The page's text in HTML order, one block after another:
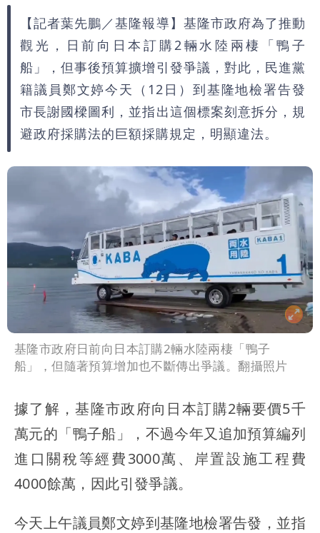
【記者葉先鵬／基隆報導】基隆市政府為了推動
觀光，日前向日本訂購2輛水陸兩棲「鴨子
船」，但事後預算擴增引發爭議，對此，民進黨
籍議員鄭文婷今天（12日）到基隆地檢署告發
市長謝國樑圖利，並指出這個標案刻意拆分，規
避政府採購法的巨額採購規定，明顯違法。
基隆市政府日前向日本訂購2輛水陸兩棲「鴨子
船」，但隨著預算增加也不斷傳出爭議。翻攝照片
據了解，基隆市政府向日本訂購2輛要價5千
萬元的「鴨子船」，不過今年又追加預算編列
進口關稅等經費3000萬、岸置設施工程費
4000餘萬，因此引發爭議。
今天上午議員鄭文婷到基隆地檢署告發，並指